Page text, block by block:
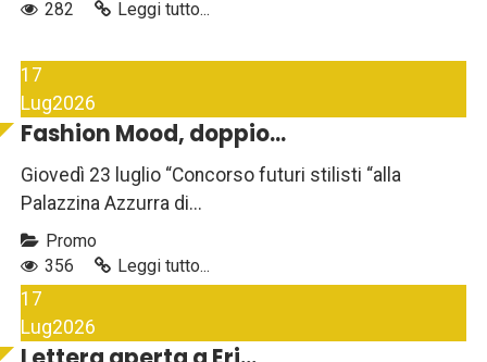
282
Leggi tutto...
17
Lug2026
Fashion Mood, doppio...
Giovedì 23 luglio “Concorso futuri stilisti “alla
Palazzina Azzurra di...
Promo
356
Leggi tutto...
17
Lug2026